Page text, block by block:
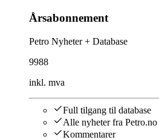
Årsabonnement
Petro Nyheter + Database
9988
inkl. mva
Full tilgang til database
Alle nyheter fra Petro.no
Kommentarer